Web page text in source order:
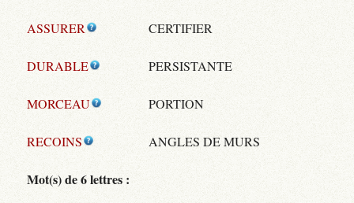
ASSURER CERTIFIER
DURABLE PERSISTANTE
MORCEAU PORTION
RECOINS ANGLES DE MURS
Mot(s) de 6 lettres :